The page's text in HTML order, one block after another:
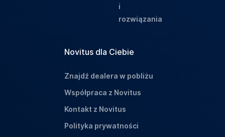
i
rozwiązania
Novitus dla Ciebie
Znajdź dealera w pobliżu
Współpraca z Novitus
Kontakt z Novitus
Polityka prywatności